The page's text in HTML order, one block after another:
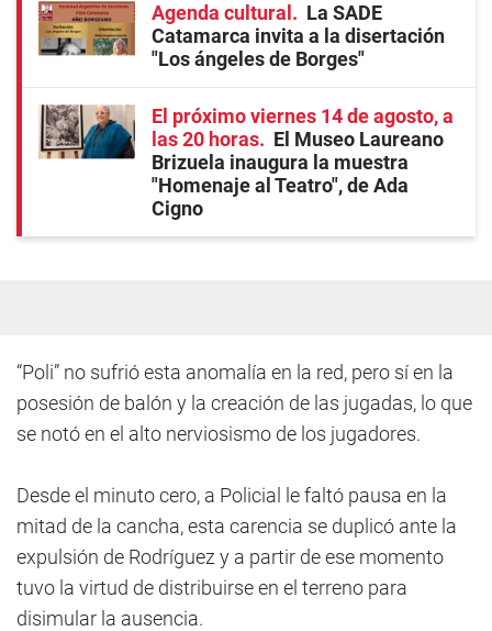
Agenda cultural
La SADE
Catamarca invita a la disertación
"Los ángeles de Borges"
El próximo viernes 14 de agosto, a
las 20 horas
El Museo Laureano
Brizuela inaugura la muestra
"Homenaje al Teatro", de Ada
Cigno
“Poli” no sufrió esta anomalía en la red, pero sí en la
posesión de balón y la creación de las jugadas, lo que
se notó en el alto nerviosismo de los jugadores.
Desde el minuto cero, a Policial le faltó pausa en la
mitad de la cancha, esta carencia se duplicó ante la
expulsión de Rodríguez y a partir de ese momento
tuvo la virtud de distribuirse en el terreno para
disimular la ausencia.